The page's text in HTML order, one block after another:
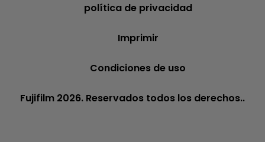
política de privacidad
Imprimir
Condiciones de uso
Fujifilm 2026. Reservados todos los derechos..